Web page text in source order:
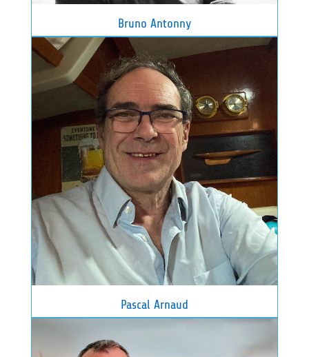
Bruno Antonny
Pascal Arnaud